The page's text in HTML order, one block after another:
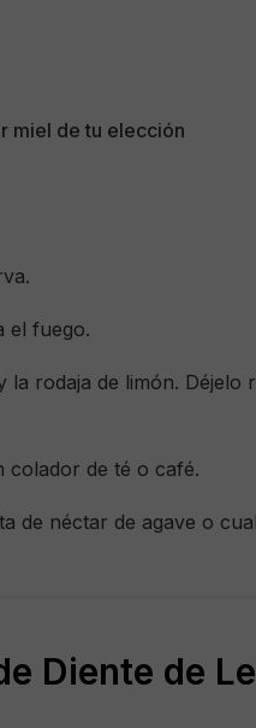
miel de tu elección
el fuego.
rodaja de limón. Déjelo
colador de té o café.
de néctar de agave o
Diente de